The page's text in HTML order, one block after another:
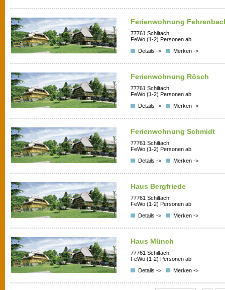
Ferienwohnung
77761 Schiltach
FeWo (1-2) Personen ab
Details ->
Merken ->
Ferienwohnung Rösch
77761 Schiltach
FeWo (1-2) Personen ab
Details ->
Merken ->
Ferienwohnung Schmidt
77761 Schiltach
FeWo (1-2) Personen ab
Details ->
Merken ->
Haus Bergfriede
77761 Schiltach
FeWo (1-2) Personen ab
Details ->
Merken ->
Haus Münch
77761 Schiltach
FeWo (1-2) Personen ab
Details ->
Merken ->